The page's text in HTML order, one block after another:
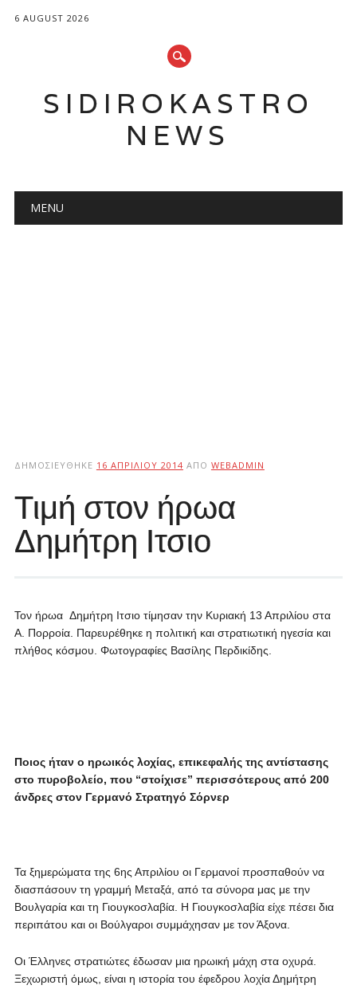
6 AUGUST 2026
SIDIROKASTRO
NEWS
Main menu
MENU
ΔΗΜΟΣΙΕΎΘΗΚΕ 16 ΑΠΡΙΛΊΟΥ 2014 ΑΠΌ WEBADMIN
Τιμή στον ήρωα
Δημήτρη Ιτσιο
Τον ήρωα Δημήτρη Ιτσιο τίμησαν την Κυριακή 13 Απριλίου στα
Α. Πορροία. Παρευρέθηκε η πολιτική και στρατιωτική ηγεσία και
πλήθος κόσμου. Φωτογραφίες Βασίλης Περδικίδης.
Ποιος ήταν ο ηρωικός λοχίας, επικεφαλής της αντίστασης
στο πυροβολείο, που “στοίχισε” περισσότερους από 200
άνδρες στον Γερμανό Στρατηγό Σόρνερ
Τα ξημερώματα της 6ης Απριλίου οι Γερμανοί προσπαθούν να
διασπάσουν τη γραμμή Μεταξά, από τα σύνορα μας με την
Βουλγαρία και τη Γιουγκοσλαβία. Η Γιουγκοσλαβία είχε πέσει δια
περιπάτου και οι Βούλγαροι συμμάχησαν με τον Άξονα.
Οι Έλληνες στρατιώτες έδωσαν μια ηρωική μάχη στα οχυρά.
Ξεχωριστή όμως, είναι η ιστορία του έφεδρου λοχία Δημήτρη